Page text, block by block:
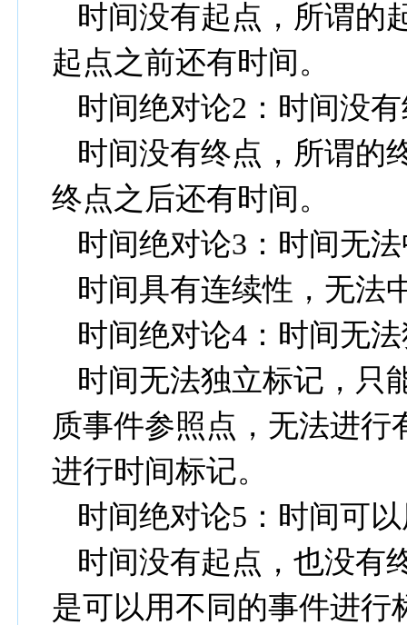
时间没有起点，所谓的
起点之前还有时间。
时间绝对论2 ：时间没
时间没有终点，所谓的
终点之后还有时间。
时间绝对论3 ：时间无
时间具有连续性，无法
时间绝对论4 ：时间无
时间无法独立标记，只
质事件参照点，无法进
进行时间标记。
时间绝对论5 ：时间可
时间没有起点，也没有
是可以用不同的事件进行